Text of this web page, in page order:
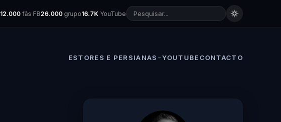
12.000 fãs FB26.000 grupo16.7K YouTube
ESTORES E PERSIANAS YOUTUBE CONTACTO